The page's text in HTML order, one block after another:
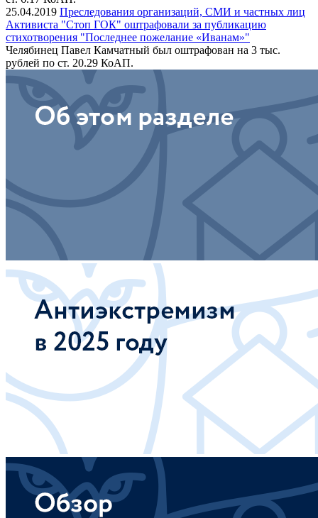
25.04.2019 Преследования организаций, СМИ и частных лиц
Активиста "Стоп ГОК" оштрафовали за публикацию
стихотворения "Последнее пожелание «Иванам»"
Челябинец Павел Камчатный был оштрафован на 3 тыс.
рублей по ст. 20.29 КоАП.